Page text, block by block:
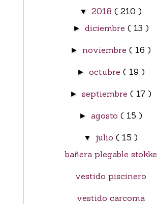
▼ 2018 ( 210 )
► diciembre ( 13 )
► noviembre ( 16 )
► octubre ( 19 )
► septiembre ( 17 )
► agosto ( 15 )
▼ julio ( 15 )
bañera plegable stokke
vestido piscinero
vestido carcoma